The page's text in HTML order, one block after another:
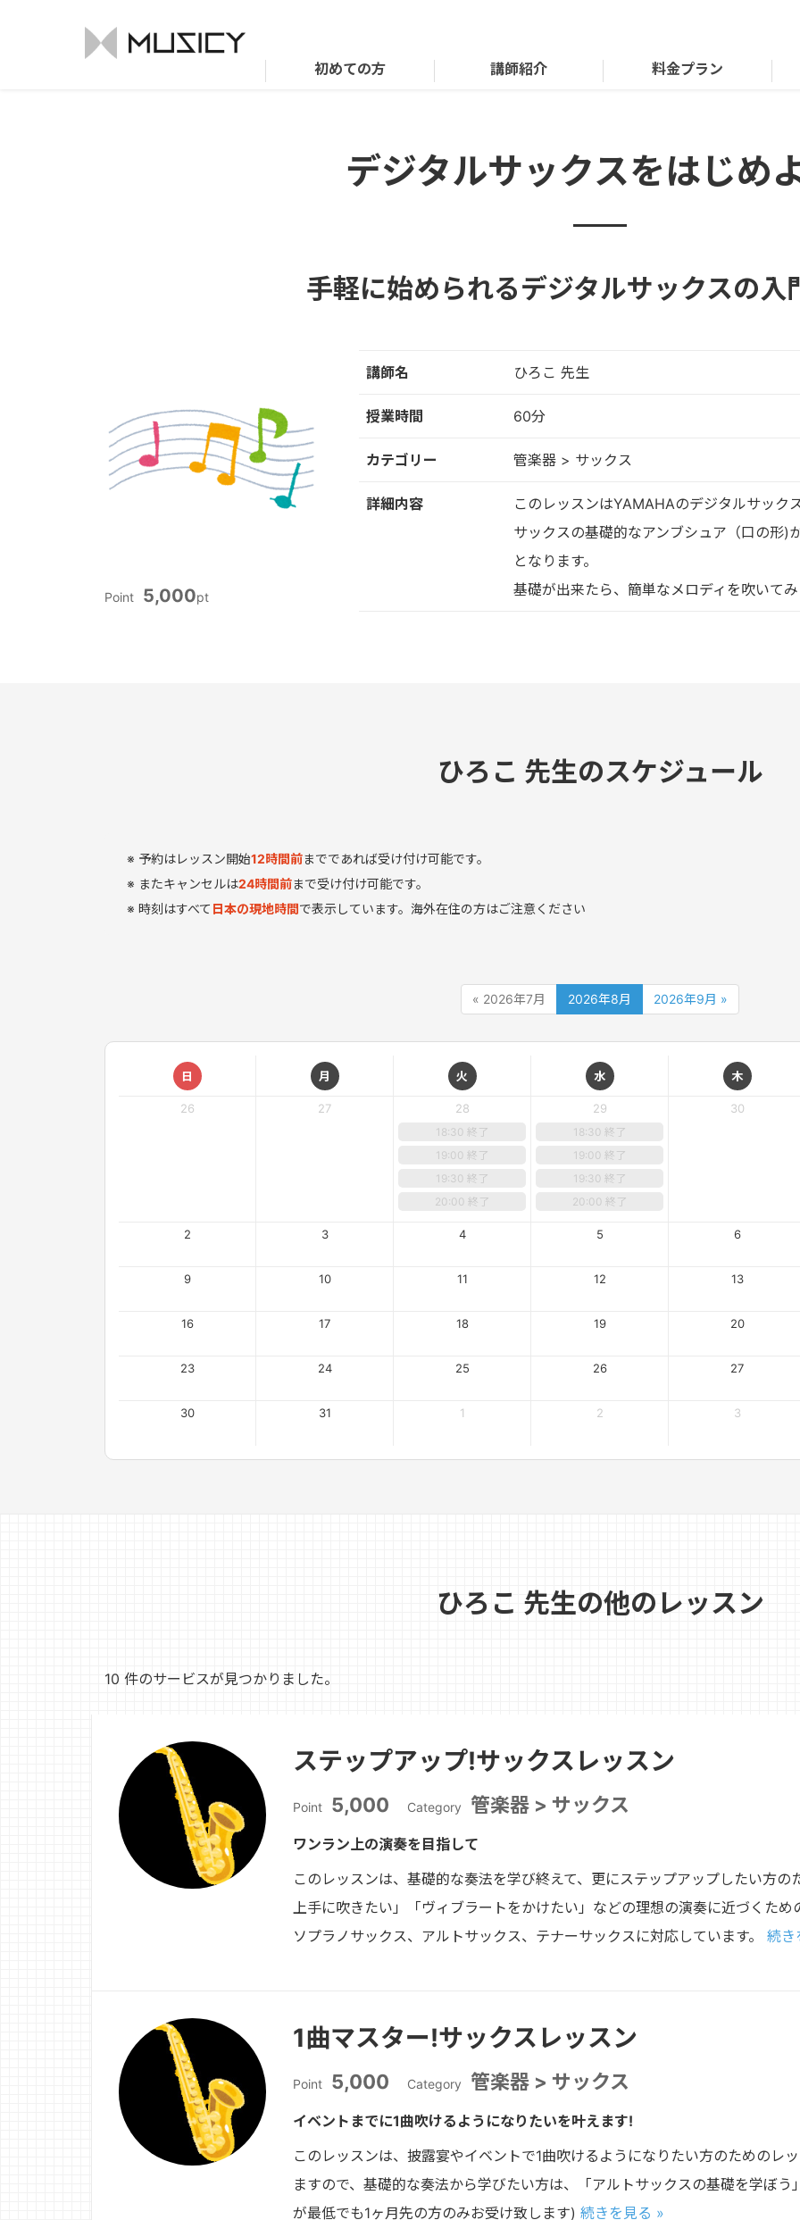
初めての方 講師紹介 料金プラン
デジタルサックスをはじめ
手軽に始められるデジタルサックスの入
Point 5,000pt
講師名 ひろこ 先生
授業時間 60分
カテゴリー 管楽器 > サックス
詳細内容
このレッスンはYAMAHAのデジタルサック
サックスの基礎的なアンブシュア（口の形)
となります。
基礎が出来たら、簡単なメロディを吹いてみ
ひろこ 先生のスケジュール
予約はレッスン開始12時間前までであれば受け付け可能です。
またキャンセルは24時間前まで受け付け可能です。
時刻はすべて 日本の現地時間で表示しています。海外在住の方はご注意ください
« 2026年7月 2026年8月 2026年9月 »
日 月 火 水 木
26 27 28
18:30 終了
19:00 終了
19:30 終了
20:00 終了
29
18:30 終了
19:00 終了
19:30 終了
20:00 終了
30
2 3 4 5 6
9 10 11 12 13
16 17 18 19 20
23 24 25 26 27
30 31 1 2 3
ひろこ 先生の他のレッスン
10 件のサービスが見つかりました。
ステップアップ!サックスレッスン
Point 5,000 Category 管楽器 > サックス
ワンラン上の演奏を目指して
このレッスンは、基礎的な奏法を学び終えて、更にステップアップしたい方の
上手に吹きたい」「ヴィブラートをかけたい」などの理想の演奏に近づくため
ソプラノサックス、アルトサックス、テナーサックスに対応しています。 続き
1曲マスター!サックスレッスン
Point 5,000 Category 管楽器 > サックス
イベントまでに1曲吹けるようになりたいを叶えます!
このレッスンは、披露宴やイベントで1曲吹けるようになりたい方のためのレ
ますので、基礎的な奏法から学びたい方は、「アルトサックスの基礎を学ぼ
が最低でも1ヶ月先の方のみお受け致します) 続きを見る »